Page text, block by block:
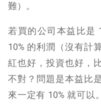
難）。
若買的公司本益比是
10% 的利潤（沒有計
紅也好，投資也好，
不對？問題是本益比
來一定有 10% 就可以